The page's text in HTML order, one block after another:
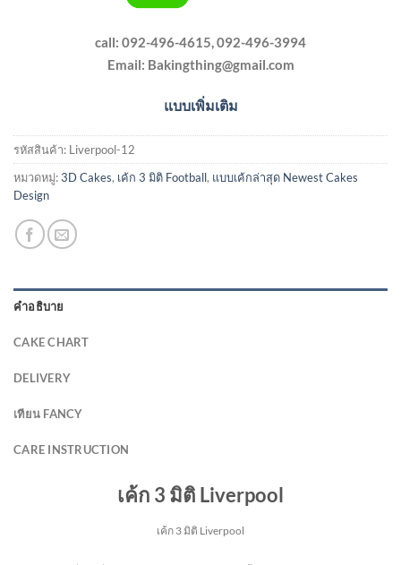
call: 092-496-4615, 092-496-3994
Email: Bakingthing@gmail.com
แบบเพิ่มเติม
รหัสสินค้า: Liverpool-12
หมวดหมู่:3D Cakes, เค้ก 3 มิติ Football, แบบเค้กล่าสุด Newest Cakes
Design
คำอธิบาย
CAKE CHART
DELIVERY
เทียน FANCY
CARE INSTRUCTION
เค้ก 3 มิติ Liverpool
เค้ก 3 มิติ Liverpool